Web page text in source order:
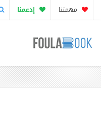
مهمتنا إدعمنا